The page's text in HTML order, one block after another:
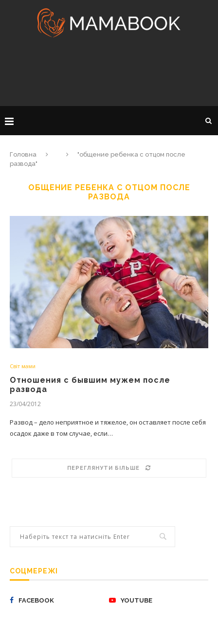
Головна
"общение ребенка с отцом после
развода"
ОБЩЕНИЕ РЕБЕНКА С ОТЦОМ ПОСЛЕ
РАЗВОДА
Світ мами
Отношения с бывшим мужем после
развода
23/04/2012
Развод – дело неприятное и тяжелое, он оставляет после себя
осадок даже в том случае, если…
ПЕРЕГЛЯНУТИ БІЛЬШЕ
СОЦМЕРЕЖІ
FACEBOOK YOUTUBE